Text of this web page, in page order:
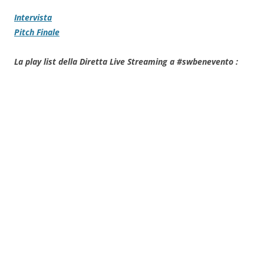
Intervista
Pitch Finale
La play list della Diretta Live Streaming a #swbenevento :